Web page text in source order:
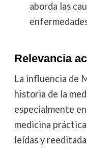
aborda las
Relevancia
La influencia de
historia de la
especialmente
medicina
leídas y